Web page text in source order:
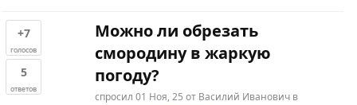
+7
голосов
5
ответов
Можно ли обрезать
смородину в жаркую
погоду?
спросил 01 Ноя, 25 от Василий Иванович в